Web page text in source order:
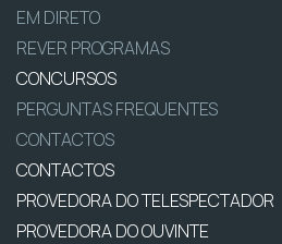
EM DIRETO
REVER PROGRAMAS
CONCURSOS
PERGUNTAS FREQUENTES
CONTACTOS
CONTACTOS
PROVEDORA DO TELESPECTADOR
PROVEDORA DO OUVINTE